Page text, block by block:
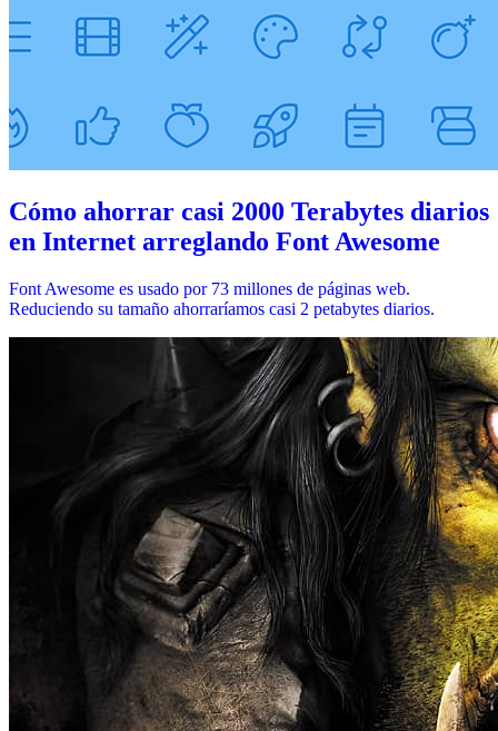
Cómo ahorrar casi 2000 Terabytes diarios
en Internet arreglando Font Awesome
Font Awesome es usado por 73 millones de páginas web.
Reduciendo su tamaño ahorraríamos casi 2 petabytes diarios.